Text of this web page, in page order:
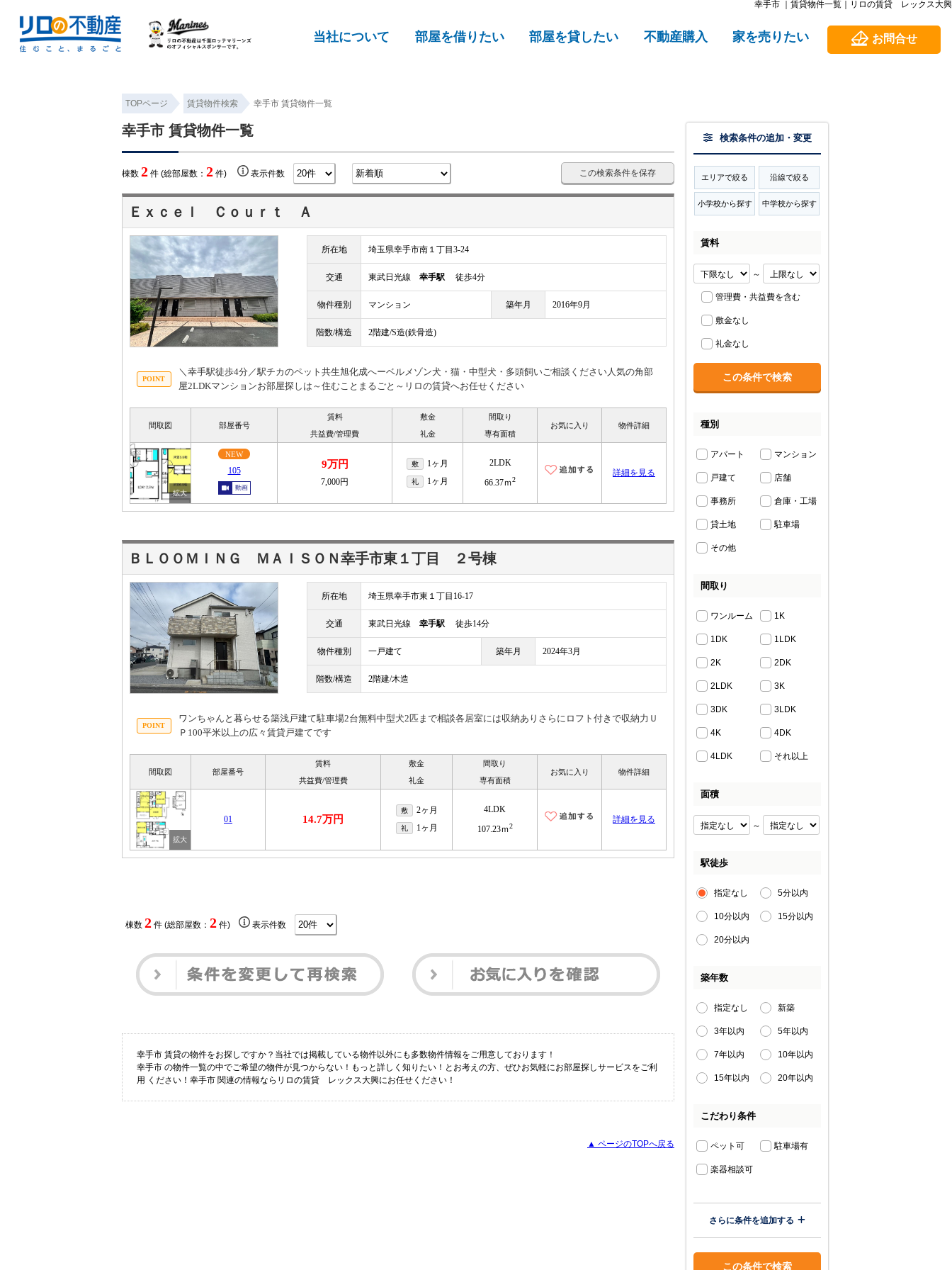
幸手市 ｜賃貸物件一覧｜リロの賃貸 レックス大興
当社について 部屋を借りたい 部屋を貸したい 不動産購入 家を売りたい お問合せ
TOPページ 賃貸物件検索 幸手市 賃貸物件一覧
幸手市 賃貸物件一覧
棟数 2 件 (総部屋数： 2 件) 表示件数 この検索条件を保存
Ｅｘｃｅｌ Ｃｏｕｒｔ Ａ
所在地 埼玉県幸手市南１丁目3-24
交通 東武日光線 幸手駅 徒歩4分
物件種別 マンション 築年月 2016年9月
階数/構造 2階建/S造(鉄骨造)
＼幸手駅徒歩4分／駅チカのペット共生旭化成へーベルメゾン犬・猫・中型犬・多頭飼いご相談ください人気の角部
屋2LDKマンションお部屋探しは～住むことまるごと～リロの賃貸へお任せください
間取図 部屋番号
賃料
共益費/管理費
敷金
礼金
間取り
専有面積
お気に入り 物件詳細
NEW
105
動画
9万円
7,000円
敷 1ヶ月
礼 1ヶ月
2LDK
66.37ｍ2
詳細を見る
ＢＬＯＯＭＩＮＧ ＭＡＩＳＯＮ幸手市東１丁目 ２号棟
所在地 埼玉県幸手市東１丁目16-17
交通 東武日光線 幸手駅 徒歩14分
物件種別 一戸建て 築年月 2024年3月
階数/構造 2階建/木造
ワンちゃんと暮らせる築浅戸建て駐車場2台無料中型犬2匹まで相談各居室には収納ありさらにロフト付きで収納力Ｕ
Ｐ100平米以上の広々賃貸戸建てです
間取図 部屋番号
賃料
共益費/管理費
敷金
礼金
間取り
専有面積
お気に入り 物件詳細
01 14.7万円
敷 2ヶ月
礼 1ヶ月
4LDK
107.23ｍ2
詳細を見る
棟数 2 件 (総部屋数： 2 件) 表示件数
幸手市 賃貸の物件をお探しですか？当社では掲載している物件以外にも多数物件情報をご用意しております！
幸手市 の物件一覧の中でご希望の物件が見つからない！もっと詳しく知りたい！とお考えの方、ぜひお気軽にお部屋探しサービスをご利
用 ください！幸手市 関連の情報ならリロの賃貸 レックス大興にお任せください！
▲ ページのTOPへ戻る
検索条件の追加・変更
エリアで絞る 沿線で絞る
小学校から探す 中学校から探す
賃料
～
管理費・共益費を含む
敷金なし
礼金なし
種別
アパート マンション
戸建て 店舗
事務所 倉庫・工場
貸土地 駐車場
その他
間取り
ワンルーム 1K
1DK 1LDK
2K 2DK
2LDK 3K
3DK 3LDK
4K 4DK
4LDK それ以上
面積
～
駅徒歩
指定なし 5分以内
10分以内 15分以内
20分以内
築年数
指定なし 新築
3年以内 5年以内
7年以内 10年以内
15年以内 20年以内
こだわり条件
ペット可 駐車場有
楽器相談可
さらに条件を追加する